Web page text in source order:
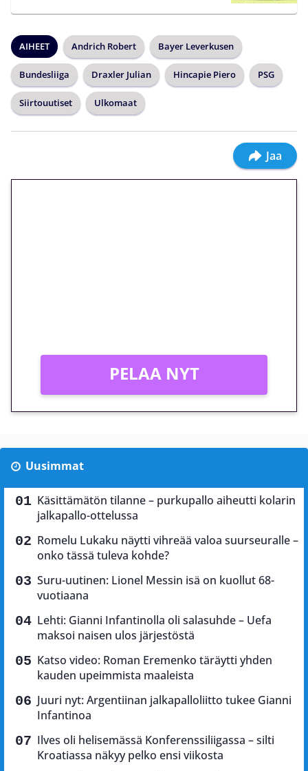
AIHEET Andrich Robert Bayer Leverkusen
Bundesliiga Draxler Julian Hincapie Piero PSG
Siirtouutiset Ulkomaat
Jaa
PELAA NYT
Uusimmat
Käsittämätön tilanne – purkupallo aiheutti kolarin
jalkapallo-ottelussa
Romelu Lukaku näytti vihreää valoa suurseuralle –
onko tässä tuleva kohde?
Suru-uutinen: Lionel Messin isä on kuollut 68-
vuotiaana
Lehti: Gianni Infantinolla oli salasuhde – Uefa
maksoi naisen ulos järjestöstä
Katso video: Roman Eremenko täräytti yhden
kauden upeimmista maaleista
Juuri nyt: Argentiinan jalkapalloliitto tukee Gianni
Infantinoa
Ilves oli helisemässä Konferenssiliigassa – silti
Kroatiassa näkyy pelko ensi viikosta